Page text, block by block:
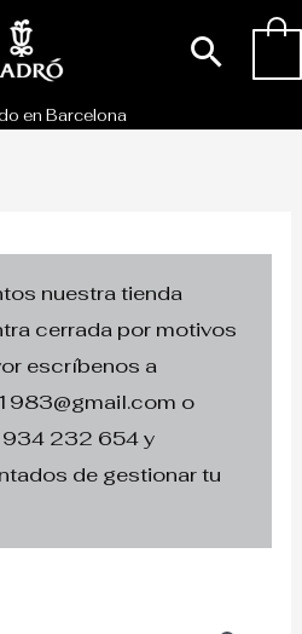
en Barcelona
nuestra tienda
cerrada por motivos
escríbenos a
o
232 654 y
de gestionar tu